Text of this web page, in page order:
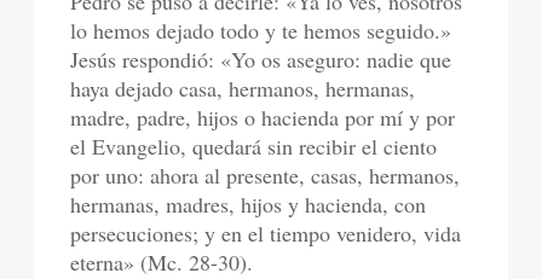
lo hemos dejado todo y te hemos seguido.»
Jesús respondió: «Yo os aseguro: nadie que
haya dejado casa, hermanos, hermanas,
madre, padre, hijos o hacienda por mí y por
el Evangelio, quedará sin recibir el ciento
por uno: ahora al presente, casas, hermanos,
hermanas, madres, hijos y hacienda, con
persecuciones; y en el tiempo venidero, vida
eterna» (Mc. 28-30).